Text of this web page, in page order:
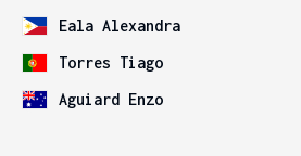
Eala Alexandra
Torres Tiago
Aguiard Enzo